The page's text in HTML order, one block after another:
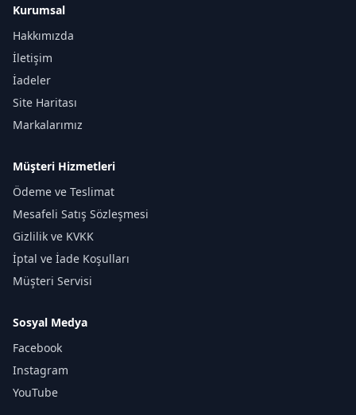
Kurumsal
Hakkımızda
İletişim
İadeler
Site Haritası
Markalarımız
Müşteri Hizmetleri
Ödeme ve Teslimat
Mesafeli Satış Sözleşmesi
Gizlilik ve KVKK
İptal ve İade Koşulları
Müşteri Servisi
Sosyal Medya
Facebook
Instagram
YouTube